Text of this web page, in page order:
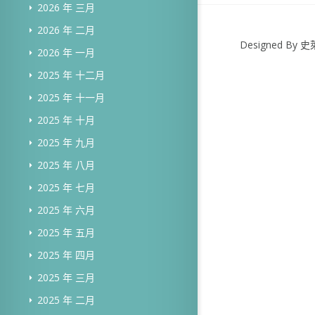
2026 年 三月
2026 年 二月
2026 年 一月
2025 年 十二月
2025 年 十一月
2025 年 十月
2025 年 九月
2025 年 八月
2025 年 七月
2025 年 六月
2025 年 五月
2025 年 四月
2025 年 三月
2025 年 二月
Designed By 史